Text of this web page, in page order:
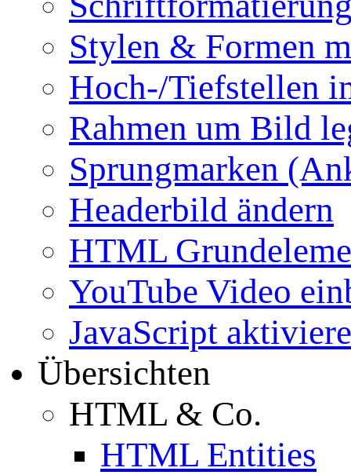
Stylen & Formen
Hoch-/Tiefstellen
Rahmen um Bild
Sprungmarken
Headerbild ändern
HTML
YouTube Video
JavaScript
Übersichten
HTML & Co.
HTML Entities